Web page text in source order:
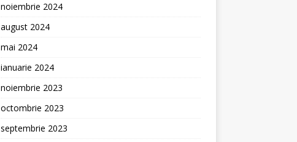
noiembrie 2024
august 2024
mai 2024
ianuarie 2024
noiembrie 2023
octombrie 2023
septembrie 2023